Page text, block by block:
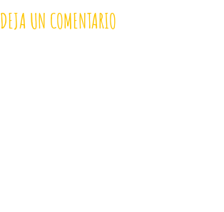
DEJA UN COMENTARIO